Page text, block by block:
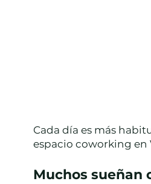
Cada día es más
espacio coworking
Muchos sueñan